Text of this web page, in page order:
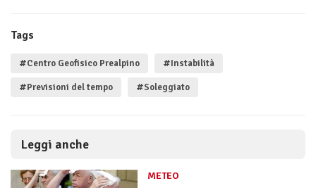
Tags
#Centro Geofisico Prealpino #Instabilità
#Previsioni del tempo #Soleggiato
Leggi anche
METEO